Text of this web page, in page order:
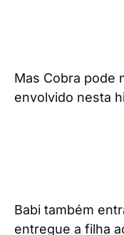
Mas Cobra pode
envolvido nesta
Babi também
entregue a filha